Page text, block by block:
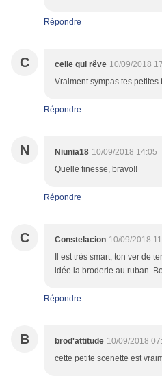
Répondre
C celle qui rêve 10/09/2018
Vraiment sympas tes
Répondre
N Niunia18 10/09/2018 14:05
Quelle finesse, bravo!!
Répondre
C Constelacion 10/09/2018
Il est très smart, ton ver de
idée la broderie au ruban.
Répondre
B brod'attitude 10/09/2018
cette petite scenette est